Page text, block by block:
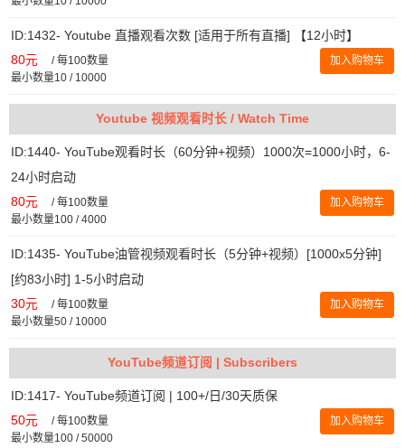
ID:1432- Youtube 直播观看次数 [适用于所有直播] 【12小时】
80元 /每100数量
最小数量10 / 10000
加入购物车
Youtube 视频观看时长 / Watch Time
ID:1440- YouTube观看时长（60分钟+视频）1000次=1000小时，6-
24小时启动
80元 /每100数量
最小数量100 / 4000
加入购物车
ID:1435- YouTube油管视频观看时长（5分钟+视频）[1000x5分钟]
[约83小时] 1-5小时启动
30元 /每100数量
最小数量50 / 10000
加入购物车
YouTube频道订阅 | Subscribers
ID:1417- YouTube频道订阅 | 100+/日/30天质保
50元 /每100数量
最小数量100 / 50000
加入购物车